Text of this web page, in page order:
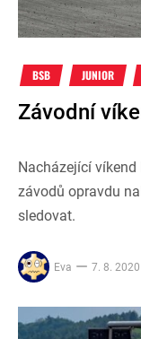
BSB JUNIOR
Závodní
Nacházející
závodů opravdu
sledovat.
Eva 7. 8. 2020